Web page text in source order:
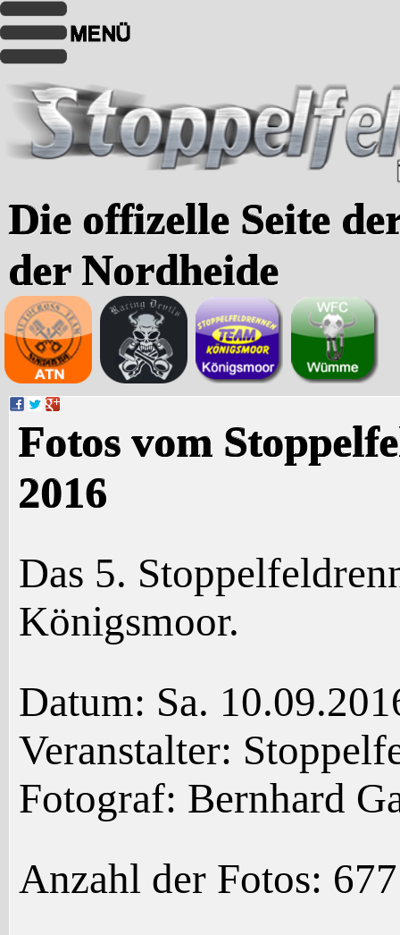
Die offizelle Seite
der Nordheide
Fotos vom
2016
Das 5.
Königsmoor.
Datum: Sa.
Veranstalter:
Fotograf: Bernhard
Anzahl der Fotos: 677